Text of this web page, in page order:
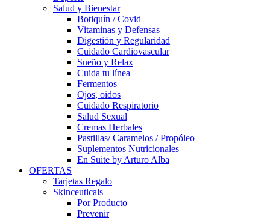
Salud y Bienestar
Botiquín / Covid
Vitaminas y Defensas
Digestión y Regularidad
Cuidado Cardiovascular
Sueño y Relax
Cuida tu línea
Fermentos
Ojos, oidos
Cuidado Respiratorio
Salud Sexual
Cremas Herbales
Pastillas/ Caramelos / Propóleo
Suplementos Nutricionales
En Suite by Arturo Alba
OFERTAS
Tarjetas Regalo
Skinceuticals
Por Producto
Prevenir